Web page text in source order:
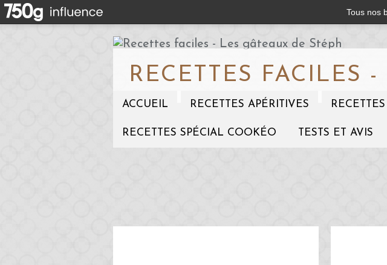
Tous nos
RECETTES FACILES
ACCUEIL RECETTES APÉRITIVES
RECETTES SPÉCIAL COOKÉO TESTS ET AVIS